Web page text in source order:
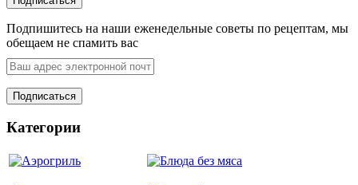
Подпишитесь на наши еженедельные советы по рецептам, мы
обещаем не спамить вас
Категории